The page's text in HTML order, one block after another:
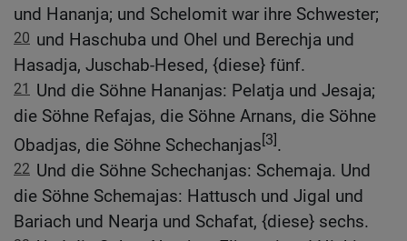
und Hananja; und Schelomit war ihre Schwester;
20 und Haschuba und Ohel und Berechja und
Hasadja, Juschab-Hesed, {diese} fünf.
21 Und die Söhne Hananjas: Pelatja und Jesaja;
die Söhne Refajas, die Söhne Arnans, die Söhne
Obadjas, die Söhne Schechanjas[3].
22 Und die Söhne Schechanjas: Schemaja. Und
die Söhne Schemajas: Hattusch und Jigal und
Bariach und Nearja und Schafat, {diese} sechs.